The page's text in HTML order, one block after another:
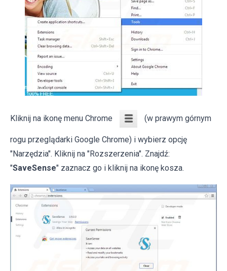
Kliknij na ikonę menu Chrome (w prawym górnym
rogu przeglądarki Google Chrome) i wybierz opcję
"Narzędzia". Kliknij na "Rozszerzenia". Znajdź:
"SaveSense" zaznacz go i kliknij na ikonę kosza.